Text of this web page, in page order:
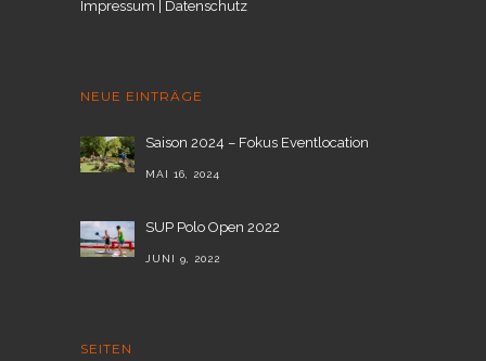
Impressum Datenschutz
NEUE EINTRÄGE
Saison 2024 – Fokus Eventlocation
MAI 16, 2024
SUP Polo Open 2022
JUNI 9, 2022
SEITEN